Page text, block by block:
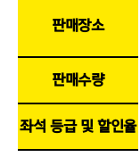
판매장소
판매수량
좌석 등급 및 할인율